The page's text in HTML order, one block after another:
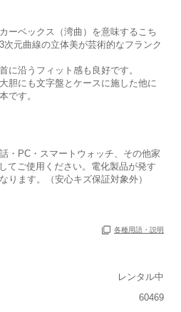
ーベックス（湾曲）を意味するこち
元曲線の立体美が芸術的なフランク
に沿うフィット感も良好です。
胆にも文字盤とケースに施した他に
です。
・PC・スマートウォッチ、その他家
てご使用ください。電化製品が発す
ります。（安心キズ保証対象外）
各種用語・説明
レンタル中
60469
あり